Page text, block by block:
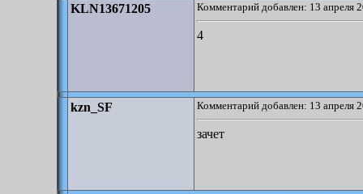
KLN13671205 Комментарий добавлен: 13 апреля
4
kzn_SF Комментарий добавлен: 13 апреля
зачет